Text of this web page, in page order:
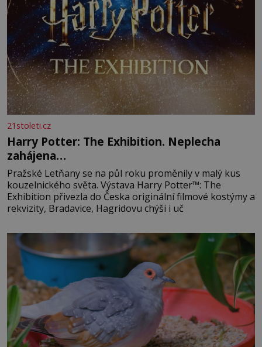
21stoleti.cz
Harry Potter: The Exhibition. Neplecha
zahájena…
Pražské Letňany se na půl roku proměnily v malý kus
kouzelnického světa. Výstava Harry Potter™: The
Exhibition přivezla do Česka originální filmové kostýmy a
rekvizity, Bradavice, Hagridovu chýši i uč